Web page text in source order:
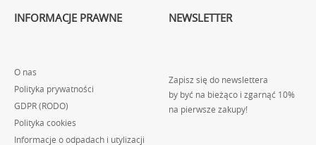
INFORMACJE PRAWNE
O nas
Polityka prywatności
GDPR (RODO)
Polityka cookies
Informacje o odpadach i utylizacji
NEWSLETTER
Zapisz się do newslettera
by być na bieżąco i zgarnąć 10%
na pierwsze zakupy!